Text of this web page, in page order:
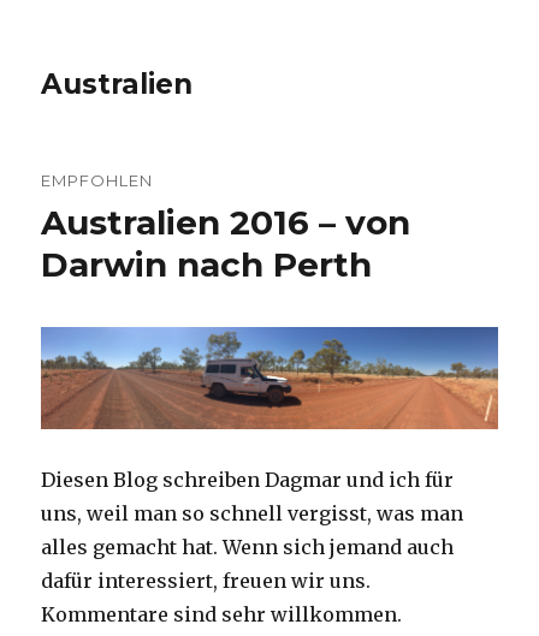
Australien
EMPFOHLEN
Australien 2016 – von
Darwin nach Perth
Diesen Blog schreiben Dagmar und ich für
uns, weil man so schnell vergisst, was man
alles gemacht hat. Wenn sich jemand auch
dafür interessiert, freuen wir uns.
Kommentare sind sehr willkommen.